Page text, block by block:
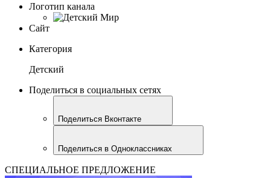
Логотип канала
Сайт
Категория
Детский
Поделиться в социальных сетях
Поделиться Вконтакте
Поделиться в Одноклассниках
СПЕЦИАЛЬНОЕ ПРЕДЛОЖЕНИЕ